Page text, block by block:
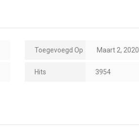
Toegevoegd Op Maart 2, 2020
Hits 3954